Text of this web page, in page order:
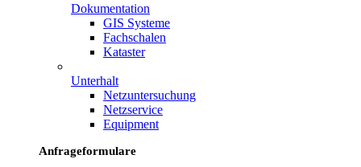
Dokumentation
GIS Systeme
Fachschalen
Kataster
Unterhalt
Netzuntersuchung
Netzservice
Equipment
Anfrageformulare